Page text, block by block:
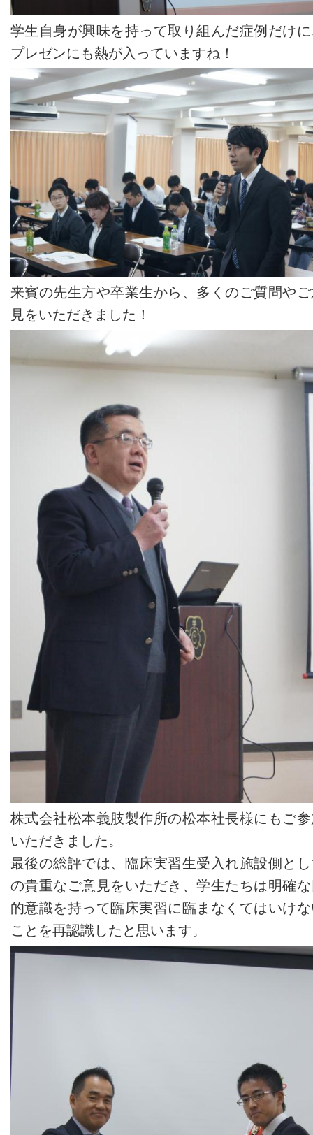
学生自身が興味を持って取り組んだ症例だけ
プレゼンにも熱が入っていますね！
来賓の先生方や卒業生から、多くのご質問や
見をいただきました！
株式会社松本義肢製作所の松本社長様にもご
いただきました。
最後の総評では、臨床実習生受入れ施設側と
の貴重なご意見をいただき、学生たちは明確
的意識を持って臨床実習に臨まなくてはいけ
ことを再認識したと思います。